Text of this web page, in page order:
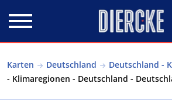
Karten Deutschland Deutschland -
- Klimaregionen - Deutschland -